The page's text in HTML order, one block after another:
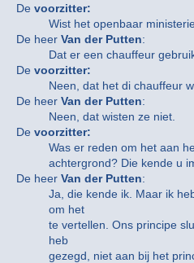
De voorzitter:
Wist het openbaar
De heer Van der Putten:
Dat er een chauffeur
De voorzitter:
Neen, dat het di chauffeur
De heer Van der Putten:
Neen, dat wisten ze niet.
De voorzitter:
Was er reden om het aan
achtergrond? Die kende u
De heer Van der Putten:
Ja, die kende ik. Maar ik
om het
te vertellen. Ons principe
heb
gezegd, niet aan bij het